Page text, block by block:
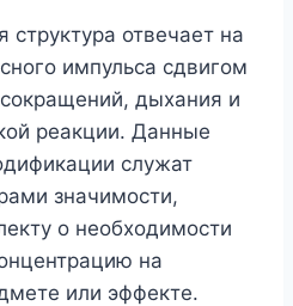
отвечает на
импульса сдвигом
дыхания и
реакции. Данные
служат
значимости,
о необходимости
на
или эффекте.